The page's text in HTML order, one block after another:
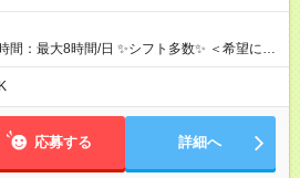
間：最大8時間/日 ✨シフト多数✨ ＜希望に合
～ok！） *-*-*-*-*-*-*-*-*-*-*-*-*-*-*-*-*-*-*-*-*-*-*-*
応募する 詳細へ